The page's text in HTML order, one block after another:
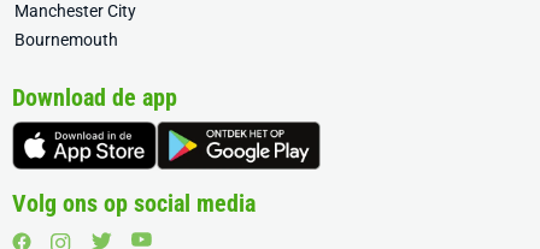
Manchester City
Bournemouth
Download de app
Volg ons op social media